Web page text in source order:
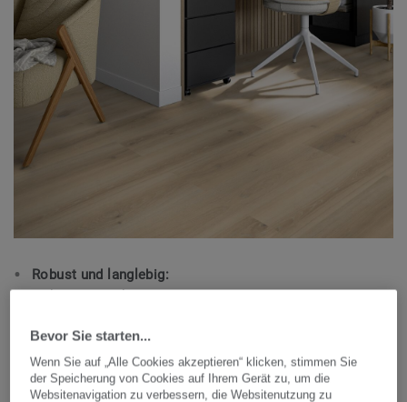
Robust und langlebig:
Einfache Verlegung:
Dank des innovativen Klick-Systems ist eine schnelle
und saubere Verlegung ohne Klebstoffe möglich.​
Bevor Sie starten...
Wenn Sie auf „Alle Cookies akzeptieren“ klicken, stimmen Sie
der Speicherung von Cookies auf Ihrem Gerät zu, um die
Websitenavigation zu verbessern, die Websitenutzung zu